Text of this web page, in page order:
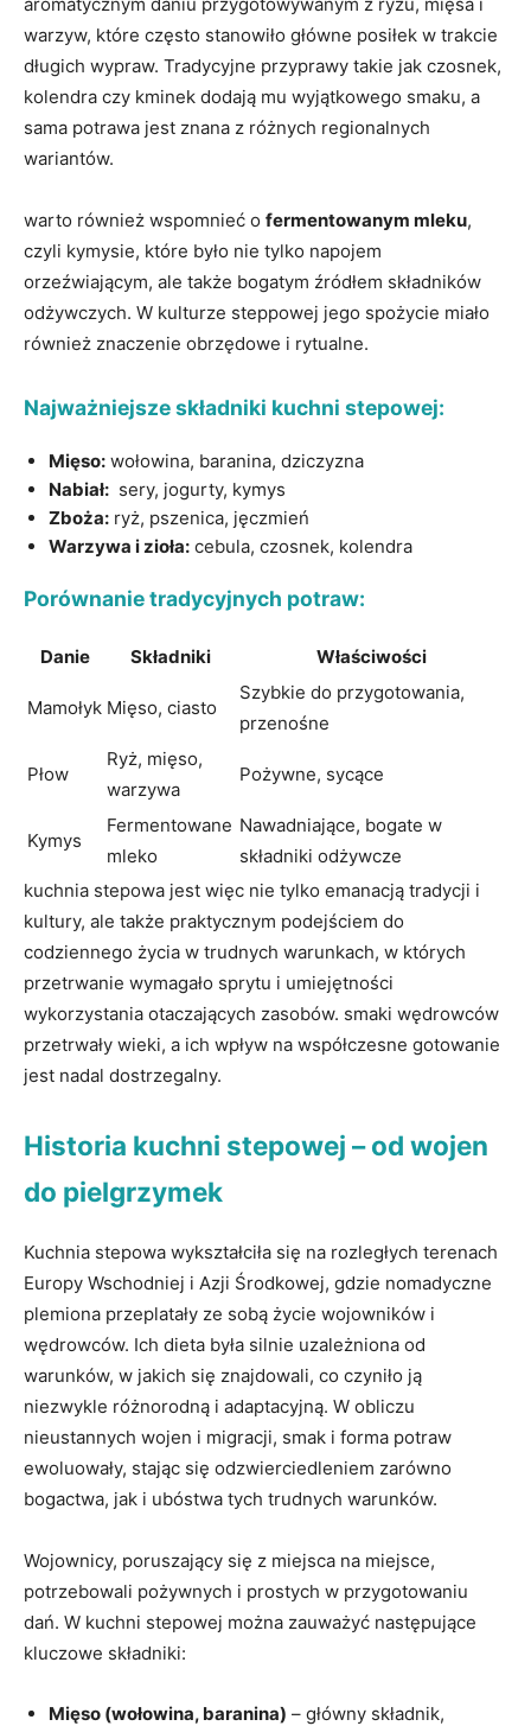
aromatycznym daniu przygotowywanym z ryżu, mięsa i
warzyw, ‌które często stanowiło główne posiłek w trakcie
długich wypraw. Tradycyjne przyprawy ‍takie jak czosnek,
kolendra czy kminek dodają mu wyjątkowego smaku, a
sama potrawa jest znana z ‌różnych regionalnych‍
wariantów.
warto również wspomnieć o fermentowanym mleku,
czyli kymysie, które było nie tylko ‌napojem
⁣orzeźwiającym, ale także‍ bogatym źródłem składników
‌odżywczych. W kulturze steppowej jego spożycie miało
również znaczenie obrzędowe i​ rytualne.
Najważniejsze‌ składniki kuchni stepowej:
Mięso: wołowina, baranina, dziczyzna
Nabiał: ‍ sery, jogurty, kymys
Zboża: ryż, pszenica, jęczmień
Warzywa i zioła: cebula,‌ czosnek,‌ kolendra
Porównanie tradycyjnych potraw:
Danie Składniki Właściwości
Mamołyk Mięso, ciasto
Szybkie do przygotowania,
przenośne
Płow
Ryż, mięso,
warzywa
Pożywne, sycące
Kymys
Fermentowane
mleko
Nawadniające, bogate⁣ w
⁣składniki odżywcze
kuchnia stepowa jest więc nie tylko emanacją tradycji i
kultury, ale także praktycznym podejściem do
codziennego życia w trudnych warunkach, w których
⁤przetrwanie wymagało ⁢sprytu i umiejętności
wykorzystania ⁢otaczających zasobów. smaki wędrowców
⁢przetrwały wieki, a ich wpływ na współczesne‌ gotowanie
jest nadal dostrzegalny.
Historia⁤ kuchni⁣ stepowej‍ – od wojen
do pielgrzymek
Kuchnia ⁢stepowa⁣ wykształciła się na ⁣rozległych terenach
Europy​ Wschodniej i Azji⁣ Środkowej, gdzie nomadyczne
plemiona przeplatały ze ⁢sobą życie wojowników i⁣
wędrowców. Ich dieta⁢ była silnie uzależniona od
‌warunków, w jakich się znajdowali, co czyniło ją
niezwykle różnorodną i adaptacyjną. W ​obliczu
nieustannych wojen i migracji, smak i forma potraw
ewoluowały, ⁢stając się odzwierciedleniem zarówno
bogactwa, jak i ubóstwa tych trudnych warunków.
Wojownicy, poruszający się z miejsca na miejsce,
potrzebowali pożywnych i ​prostych w przygotowaniu
dań. W kuchni stepowej można zauważyć następujące
kluczowe składniki:
Mięso ​(wołowina, baranina) – główny składnik,